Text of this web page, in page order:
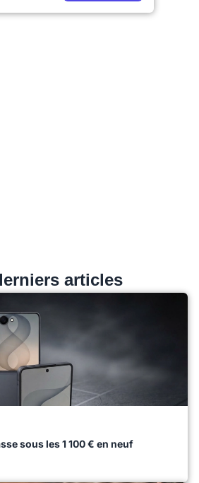
articles
sous les 1 100 € en neuf